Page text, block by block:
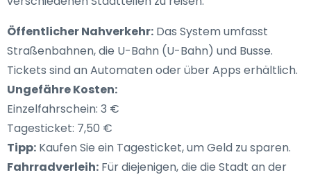
Öffentlicher Nahverkehr: Das System umfasst
Straßenbahnen, die U-Bahn (U-Bahn) und Busse.
Tickets sind an Automaten oder über Apps erhältlich.
Ungefähre Kosten:
Einzelfahrschein: 3 €
Tagesticket: 7,50 €
Tipp: Kaufen Sie ein Tagesticket, um Geld zu sparen.
Fahrradverleih: Für diejenigen, die die Stadt an der